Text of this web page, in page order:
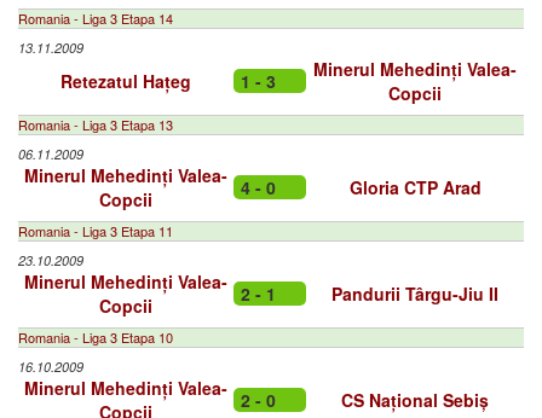
Romania - Liga 3 Etapa 14
13.11.2009
Retezatul Hațeg 1 - 3
Minerul Mehedinți Valea-
Copcii
Romania - Liga 3 Etapa 13
06.11.2009
Minerul Mehedinți Valea-
Copcii
4 - 0 Gloria CTP Arad
Romania - Liga 3 Etapa 11
23.10.2009
Minerul Mehedinți Valea-
Copcii
2 - 1 Pandurii Târgu-Jiu II
Romania - Liga 3 Etapa 10
16.10.2009
Minerul Mehedinți Valea-
Copcii
2 - 0 CS Național Sebiș